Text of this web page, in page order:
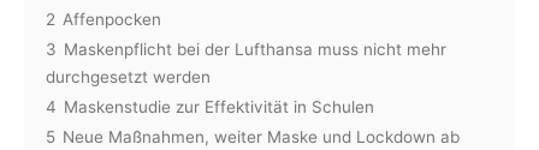
2 Affenpocken
3 Maskenpflicht bei der Lufthansa muss nicht mehr
durchgesetzt werden
4 Maskenstudie zur Effektivität in Schulen
5 Neue Maßnahmen, weiter Maske und Lockdown ab